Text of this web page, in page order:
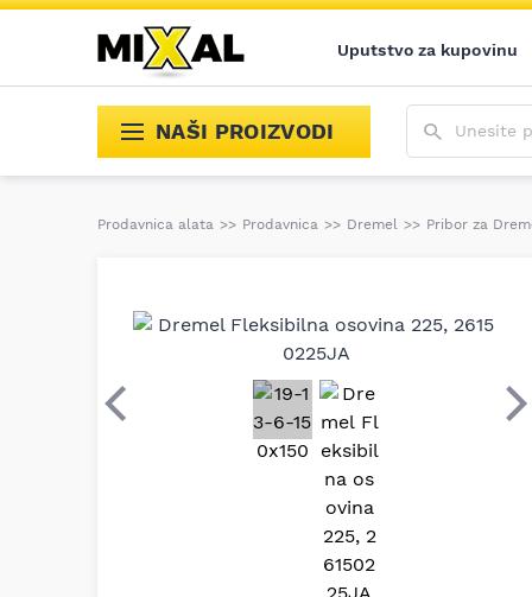
Uputstvo za kupovinu
NAŠI PROIZVODI
Prodavnica alata >> Prodavnica >> Dremel >> Pribor za
Prethodni